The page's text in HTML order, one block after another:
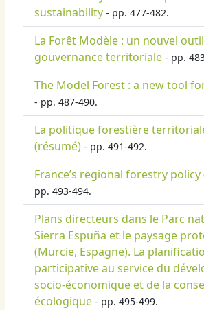
sustainability - pp. 477-482.
La Forêt Modèle : un nouvel
gouvernance territoriale - pp.
The Model Forest : a new tool
- pp. 487-490.
La politique forestière
(résumé) - pp. 491-492.
France’s regional forestry
pp. 493-494.
Plans directeurs dans le Parc
Sierra Espuña et le paysage
(Murcie, Espagne). La
participative au service du
socio-économique et de la
écologique - pp. 495-499.